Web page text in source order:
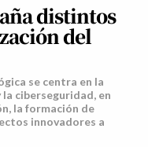
distintos
del
se centra en la
ciberseguridad, en
la formación de
innovadores a